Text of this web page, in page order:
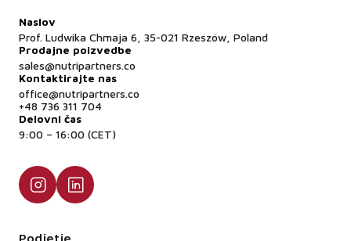
Naslov
Prof. Ludwika Chmaja 6, 35-021 Rzeszów, Poland
Prodajne poizvedbe
sales@nutripartners.co
Kontaktirajte nas
office@nutripartners.co
+48 736 311 704
Delovni čas
9:00 – 16:00 (CET)
Podjetje